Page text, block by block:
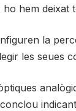
hem deixat
la
les seues